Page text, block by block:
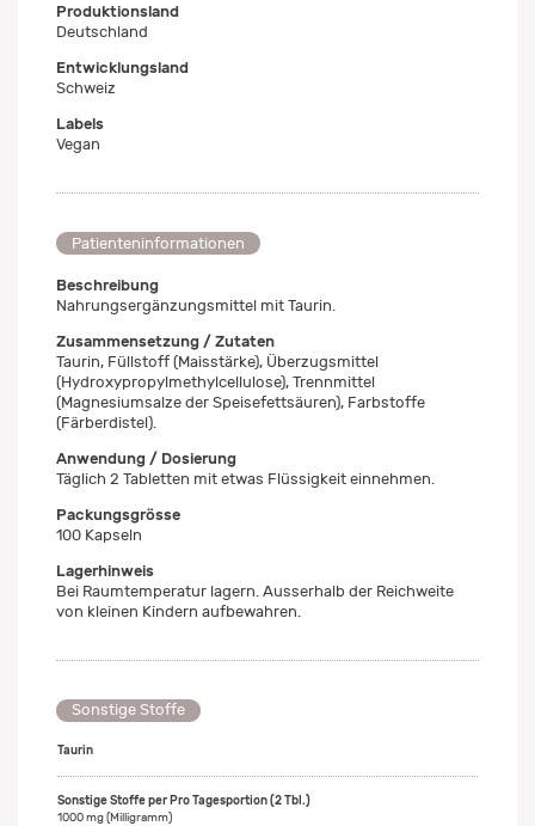
Produktionsland
Deutschland
Entwicklungsland
Schweiz
Labels
Vegan
Patienteninformationen
Beschreibung
Nahrungsergänzungsmittel mit Taurin.
Zusammensetzung / Zutaten
Taurin, Füllstoff (Maisstärke), Überzugsmittel
(Hydroxypropylmethylcellulose), Trennmittel
(Magnesiumsalze der Speisefettsäuren), Farbstoffe
(Färberdistel).
Anwendung / Dosierung
Täglich 2 Tabletten mit etwas Flüssigkeit einnehmen.
Packungsgrösse
100 Kapseln
Lagerhinweis
Bei Raumtemperatur lagern. Ausserhalb der Reichweite
von kleinen Kindern aufbewahren.
Sonstige Stoffe
Taurin
1000 mg (Milligramm)